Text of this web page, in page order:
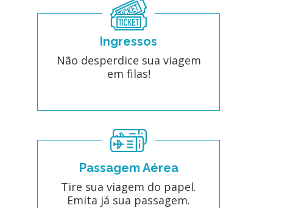
Ingressos
Não desperdice sua viagem
em filas!
Passagem Aérea
Tire sua viagem do papel.
Emita já sua passagem.